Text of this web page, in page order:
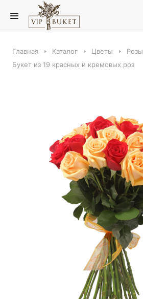
Главная Каталог Цветы Розы
Букет из 19 красных и кремовых роз